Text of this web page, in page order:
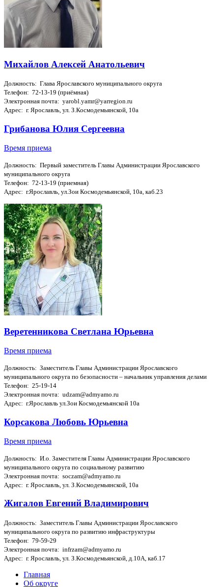
Михайлов Алексей Анатольевич
Должность: Глава Ярославского муниципального округа
Телефон: 72-13-19 (приёмная)
Электронная почта: yarobl.yamr@yarregion.ru
Адрес: г. Ярославль, ул. З.Космодемьянской, 10а
Грибанова Юлия Сергеевна
Время приема
Должность: Первый заместитель Главы Администрации Ярославского
муниципального округа
Телефон: 72-13-19 (приемная)
Адрес: г.Ярославль, ул.Зои Космодемьянской, 10а, каб.23
Веретенникова Светлана Юрьевна
Время приема
Должность: Заместитель Главы Администрации Ярославского
муниципального округа по безопасности – начальник управления делами
Телефон: 25-19-14
Электронная почта: udzam@admyamo.ru
Адрес: г.Ярославль ул.Зои Космодемьянской 10а
Корсакова Любовь Юрьевна
Время приема
Должность: И.о. Заместителя Главы Администрации Ярославского
муниципального округа по социальному развитию
Электронная почта: soczam@admyamo.ru
Адрес: г. Ярославль, ул. З.Космодемьянской, 10а
Жигалов Евгений Владимирович
Должность: Заместитель Главы Администрации Ярославского
муниципального округа по развитию инфраструктуры
Телефон: 79-59-29
Электронная почта: infrzam@admyamo.ru
Адрес: г. Ярославль, ул. З.Космодемьянской, д.10А, каб.17
Главная
Об округе